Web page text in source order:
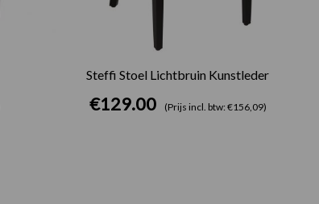
Steffi Stoel Lichtbruin Kunstleder
€129.00 (Prijs incl. btw: €156,09)